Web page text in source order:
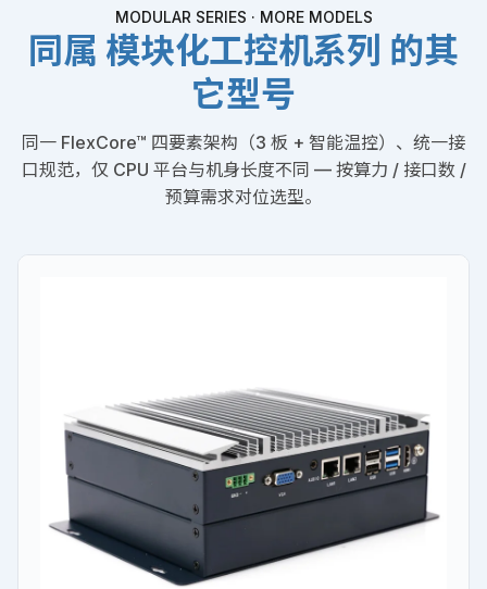
MODULAR SERIES · MORE MODELS
同属 模块化工控机系列 的其
它型号
同一 FlexCore™ 四要素架构（3 板 + 智能温控）、统一接
口规范，仅 CPU 平台与机身长度不同 — 按算力 / 接口数 /
预算需求对位选型。